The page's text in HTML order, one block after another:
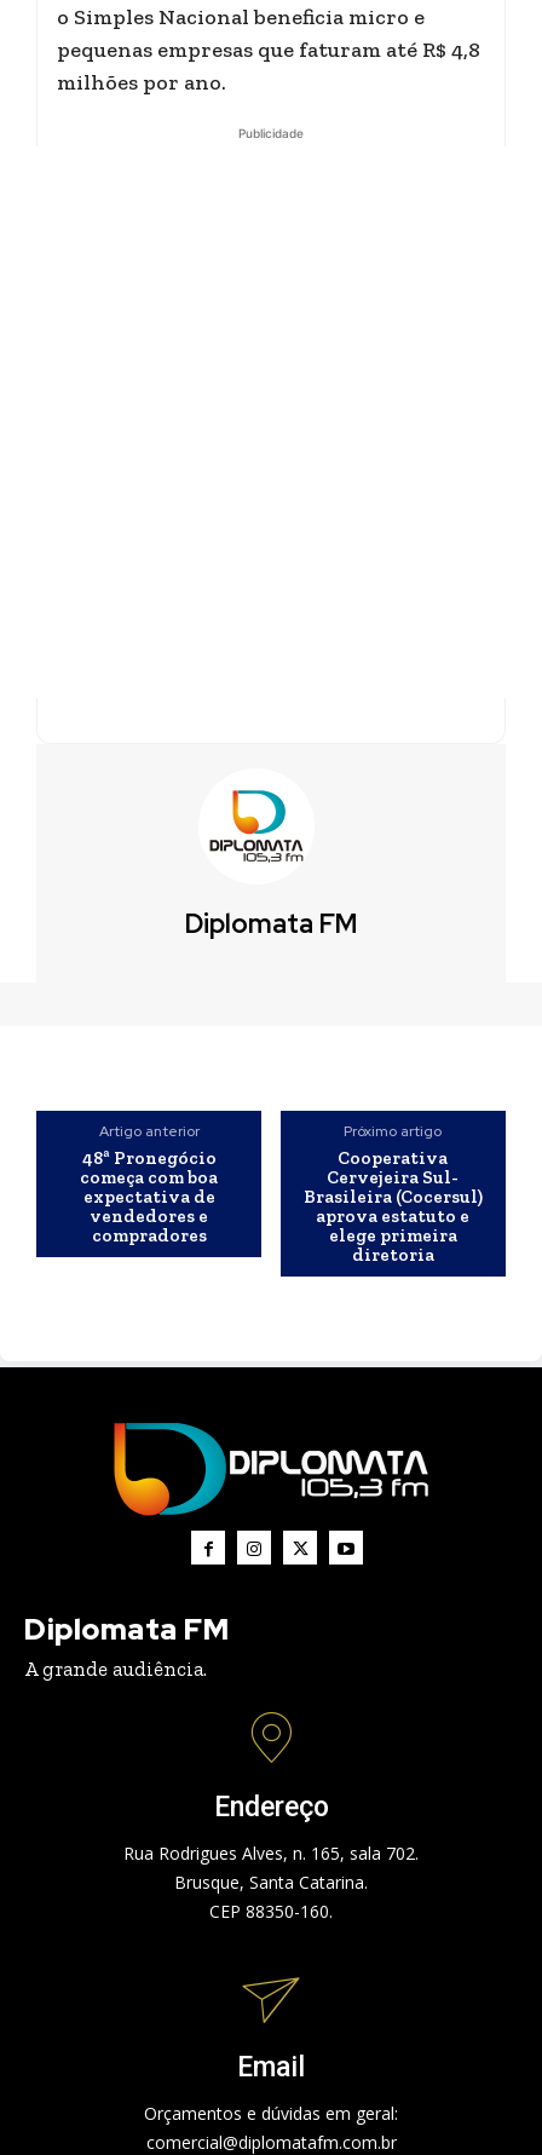
o Simples Nacional beneficia micro e
pequenas empresas que faturam até R$ 4,8
milhões por ano.
Publicidade
Diplomata FM
Artigo anterior
48ª Pronegócio
começa com boa
expectativa de
vendedores e
compradores
Próximo artigo
Cooperativa
Cervejeira Sul-
Brasileira (Cocersul)
aprova estatuto e
elege primeira
diretoria
Diplomata FM
A grande audiência.
Endereço
Rua Rodrigues Alves, n. 165, sala 702.
Brusque, Santa Catarina.
CEP 88350-160.
Email
Orçamentos e dúvidas em geral:
comercial@diplomatafm.com.br